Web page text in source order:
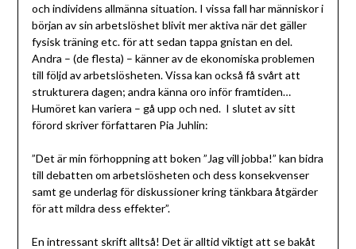
och individens allmänna situation. I vissa fall har människor i
början av sin arbetslöshet blivit mer aktiva när det gäller
fysisk träning etc. för att sedan tappa gnistan en del.
Andra – (de flesta) – känner av de ekonomiska problemen
till följd av arbetslösheten. Vissa kan också få svårt att
strukturera dagen; andra känna oro inför framtiden…
Humöret kan variera – gå upp och ned. I slutet av sitt
förord skriver författaren Pia Juhlin:
”Det är min förhoppning att boken ”Jag vill jobba!” kan bidra
till debatten om arbetslösheten och dess konsekvenser
samt ge underlag för diskussioner kring tänkbara åtgärder
för att mildra dess effekter”.
En intressant skrift alltså! Det är alltid viktigt att se bakåt